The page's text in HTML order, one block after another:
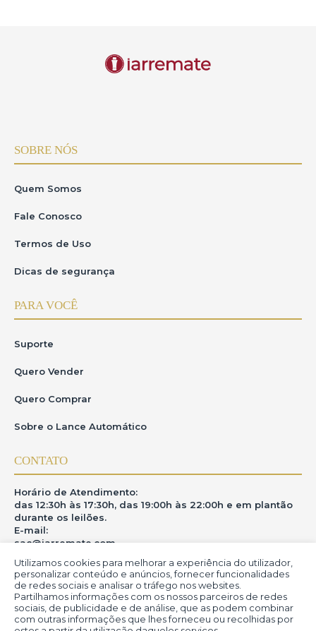
Utilizamos cookies para melhorar a experiência do utilizador,
personalizar conteúdo e anúncios, fornecer funcionalidades
de redes sociais e analisar o tráfego nos websites.
Partilhamos informações com os nossos parceiros de redes
sociais, de publicidade e de análise, que as podem combinar
com outras informações que lhes forneceu ou recolhidas por
SOBRE NÓS
Quem Somos
Fale Conosco
Termos de Uso
Dicas de segurança
PARA VOCÊ
Suporte
Quero Vender
Quero Comprar
Sobre o Lance Automático
CONTATO
Horário de Atendimento:
das 12:30h às 17:30h, das 19:00h às 22:00h e em plantão
durante os leilões.
E-mail:
sac@iarremate.com
ONDE ESTAMOS
R. Heitor Modesto, 28 - Estação São Lourenço - MG
CEP: 37470-000